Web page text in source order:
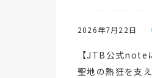
2026年7月22日
【JTB公式note
聖地の熱狂を支